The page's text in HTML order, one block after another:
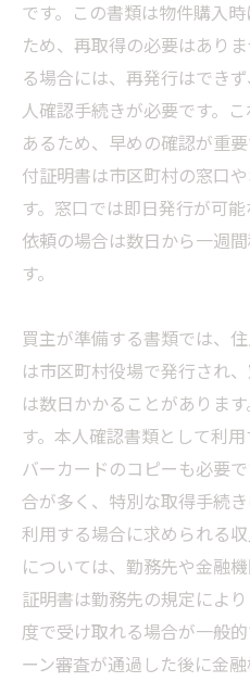
です。この書類は物件購入
ため、再取得の必要はあり
る場合には、再発行はでき
人確認手続きが必要です。
あるため、早めの確認が重
付証明書は市区町村の窓口
す。窓口では即日発行が可
依頼の場合は数日から一週
す。
買主が準備する書類では、
は市区町村役場で発行され
は数日かかることがありま
す。本人確認書類として利
バーカードのコピーも必要
合が多く、特別な取得手続
利用する場合に求められる
については、勤務先や金融
証明書は勤務先の規定によ
度で受け取れる場合が一般
ーン審査が通過した後に金